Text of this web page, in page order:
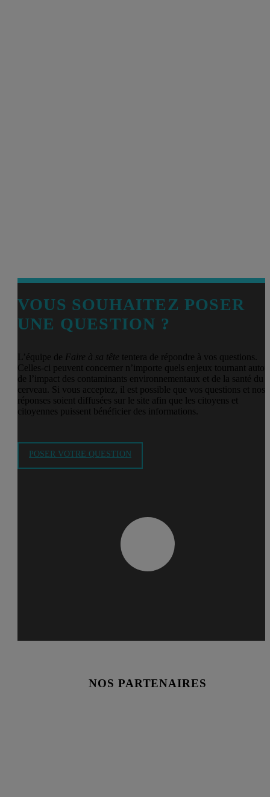
VOUS SOUHAITEZ POSER
UNE QUESTION ?
L’équipe de Faire à sa tête tentera de répondre à vos questions.
Celles-ci peuvent concerner n’importe quels enjeux tournant
de l’impact des contaminants environnementaux et de la santé du
cerveau. Si vous acceptez, il est possible que vos questions et nos
réponses soient diffusées sur le site afin que les citoyens et
citoyennes puissent bénéficier des informations.
POSER VOTRE QUESTION
l’eau ?
Est-ce que les jouets d’enfants en plastique contiennent du BPA?
NOS PARTENAIRES